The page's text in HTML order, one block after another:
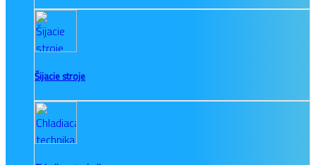
Šijacie stroje